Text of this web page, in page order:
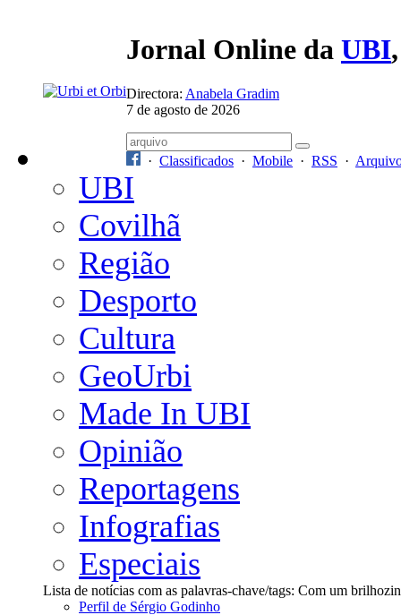
Jornal Online da UBI
Directora: Anabela Gradim
7 de agosto de 2026
· Classificados · Mobile · RSS ·
UBI
Covilhã
Região
Desporto
Cultura
GeoUrbi
Made In UBI
Opinião
Reportagens
Infografias
Especiais
Lista de notícias com as palavras-chave/tags: Com um
Perfil de Sérgio Godinho